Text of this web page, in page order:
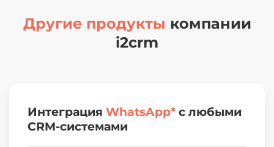
Другие продукты компании
i2crm
Интеграция WhatsApp* с любыми
CRM-системами